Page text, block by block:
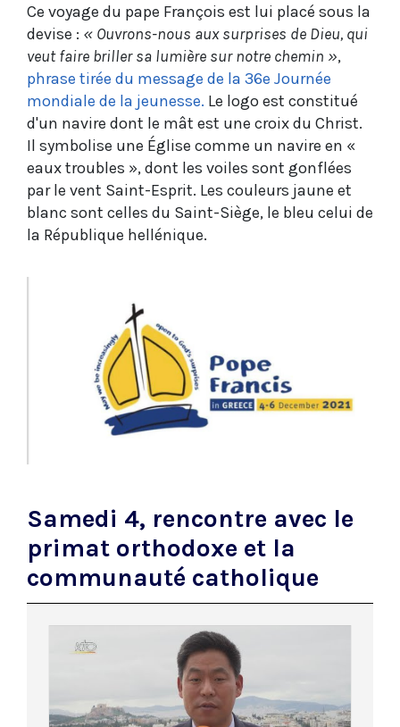
Ce voyage du pape François est lui placé sous la
devise : « Ouvrons-nous aux surprises de Dieu, qui
veut faire briller sa lumière sur notre chemin »,
phrase tirée du message de la 36e Journée
mondiale de la jeunesse. Le logo est constitué
d'un navire dont le mât est une croix du Christ.
Il symbolise une Église comme un navire en «
eaux troubles », dont les voiles sont gonflées
par le vent Saint-Esprit. Les couleurs jaune et
blanc sont celles du Saint-Siège, le bleu celui de
la République hellénique.
Samedi 4, rencontre avec le
primat orthodoxe et la
communauté catholique